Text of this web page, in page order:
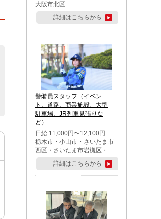
大阪市北区
詳細はこちらから
警備員スタッフ（イベン
ト、道路、商業施設、大型
駐車場、JR列車見張りな
ど）
日給 11,000円〜12,100円
栃木市・小山市・さいたま市
西区・さいたま市岩槻区・久
喜市・蓮田市
詳細はこちらから